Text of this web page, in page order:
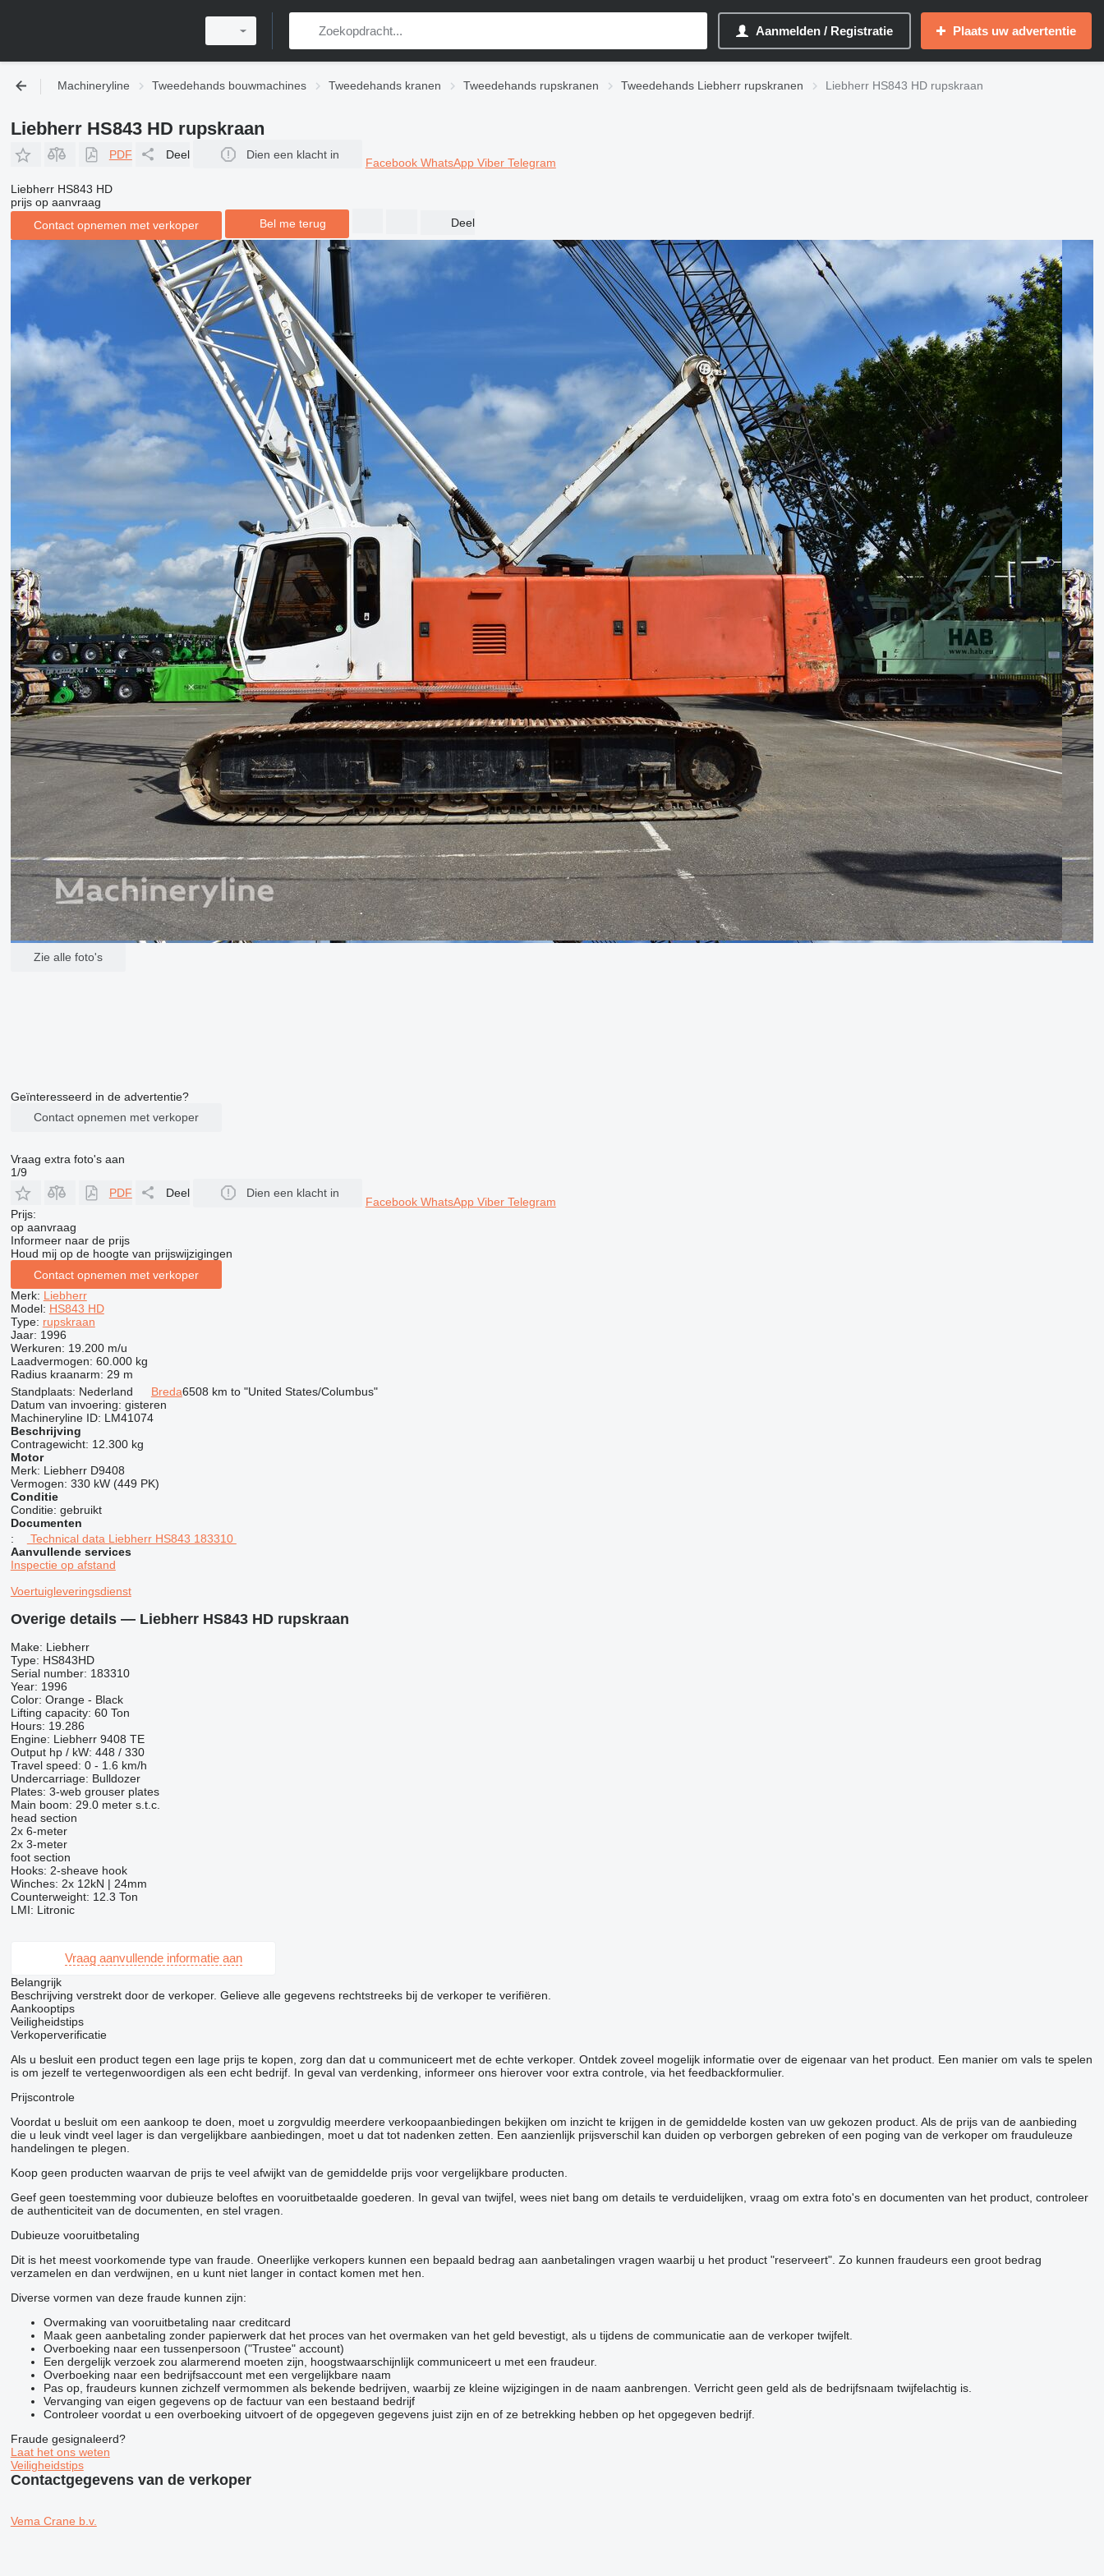
Aanmelden / Registratie Plaats uw advertentie
Machineryline Tweedehands bouwmachines Tweedehands kranen Tweedehands rupskranen Tweedehands Liebherr rupskranen Liebherr HS843 HD rupskraan
Liebherr HS843 HD rupskraan
PDF Deel Dien een klacht in
Facebook WhatsApp Viber Telegram
Liebherr HS843 HD
prijs op aanvraag
Contact opnemen met verkoper
Bel me terug Deel
Zie alle foto's
Geïnteresseerd in de advertentie?
Contact opnemen met verkoper
Vraag extra foto's aan
1/9
PDF
Deel Dien een klacht in
Facebook WhatsApp Viber Telegram
Prijs:
op aanvraag
Informeer naar de prijs
Houd mij op de hoogte van prijswijzigingen
Contact opnemen met verkoper
Merk: Liebherr
Model: HS843 HD
Type: rupskraan
Jaar: 1996
Werkuren: 19.200 m/u
Laadvermogen: 60.000 kg
Radius kraanarm: 29 m
Standplaats: Nederland Breda6508 km to "United States/Columbus"
Datum van invoering: gisteren
Machineryline ID: LM41074
Beschrijving
Contragewicht: 12.300 kg
Motor
Merk: Liebherr D9408
Vermogen: 330 kW (449 PK)
Conditie
Conditie: gebruikt
Documenten
:
Technical data Liebherr HS843 183310
Aanvullende services
Inspectie op afstand
Voertuigleveringsdienst
Overige details — Liebherr HS843 HD rupskraan
Make: Liebherr
Type: HS843HD
Serial number: 183310
Year: 1996
Color: Orange - Black
Lifting capacity: 60 Ton
Hours: 19.286
Engine: Liebherr 9408 TE
Output hp / kW: 448 / 330
Travel speed: 0 - 1.6 km/h
Undercarriage: Bulldozer
Plates: 3-web grouser plates
Main boom: 29.0 meter s.t.c.
head section
2x 6-meter
2x 3-meter
foot section
Hooks: 2-sheave hook
Winches: 2x 12kN | 24mm
Counterweight: 12.3 Ton
LMI: Litronic
Vraag aanvullende informatie aan
Belangrijk
Beschrijving verstrekt door de verkoper. Gelieve alle gegevens rechtstreeks bij de verkoper te verifiëren.
Aankooptips
Veiligheidstips
Verkoperverificatie
Als u besluit een product tegen een lage prijs te kopen, zorg dan dat u communiceert met de echte verkoper. Ontdek zoveel mogelijk informatie over de eigenaar van het product. Een manier om vals te spelen
is om jezelf te vertegenwoordigen als een echt bedrijf. In geval van verdenking, informeer ons hierover voor extra controle, via het feedbackformulier.
Prijscontrole
Voordat u besluit om een ​​aankoop te doen, moet u zorgvuldig meerdere verkoopaanbiedingen bekijken om inzicht te krijgen in de gemiddelde kosten van uw gekozen product. Als de prijs van de aanbieding
die u leuk vindt veel lager is dan vergelijkbare aanbiedingen, moet u dat tot nadenken zetten. Een aanzienlijk prijsverschil kan duiden op verborgen gebreken of een poging van de verkoper om frauduleuze
handelingen te plegen.
Koop geen producten waarvan de prijs te veel afwijkt van de gemiddelde prijs voor vergelijkbare producten.
Geef geen toestemming voor dubieuze beloftes en vooruitbetaalde goederen. In geval van twijfel, wees niet bang om details te verduidelijken, vraag om extra foto's en documenten van het product, controleer
de authenticiteit van de documenten, en stel vragen.
Dubieuze vooruitbetaling
Dit is het meest voorkomende type van fraude. Oneerlijke verkopers kunnen een bepaald bedrag aan aanbetalingen vragen waarbij u het product "reserveert". Zo kunnen fraudeurs een groot bedrag
verzamelen en dan verdwijnen, en u kunt niet langer in contact komen met hen.
Diverse vormen van deze fraude kunnen zijn:
Overmaking van vooruitbetaling naar creditcard
Maak geen aanbetaling zonder papierwerk dat het proces van het overmaken van het geld bevestigt, als u tijdens de communicatie aan de verkoper twijfelt.
Overboeking naar een tussenpersoon ("Trustee" account)
Een dergelijk verzoek zou alarmerend moeten zijn, hoogstwaarschijnlijk communiceert u met een fraudeur.
Overboeking naar een bedrijfsaccount met een vergelijkbare naam
Pas op, fraudeurs kunnen zichzelf vermommen als bekende bedrijven, waarbij ze kleine wijzigingen in de naam aanbrengen. Verricht geen geld als de bedrijfsnaam twijfelachtig is.
Vervanging van eigen gegevens op de factuur van een bestaand bedrijf
Controleer voordat u een overboeking uitvoert of de opgegeven gegevens juist zijn en of ze betrekking hebben op het opgegeven bedrijf.
Fraude gesignaleerd?
Laat het ons weten
Veiligheidstips
Contactgegevens van de verkoper
Vema Crane b.v.